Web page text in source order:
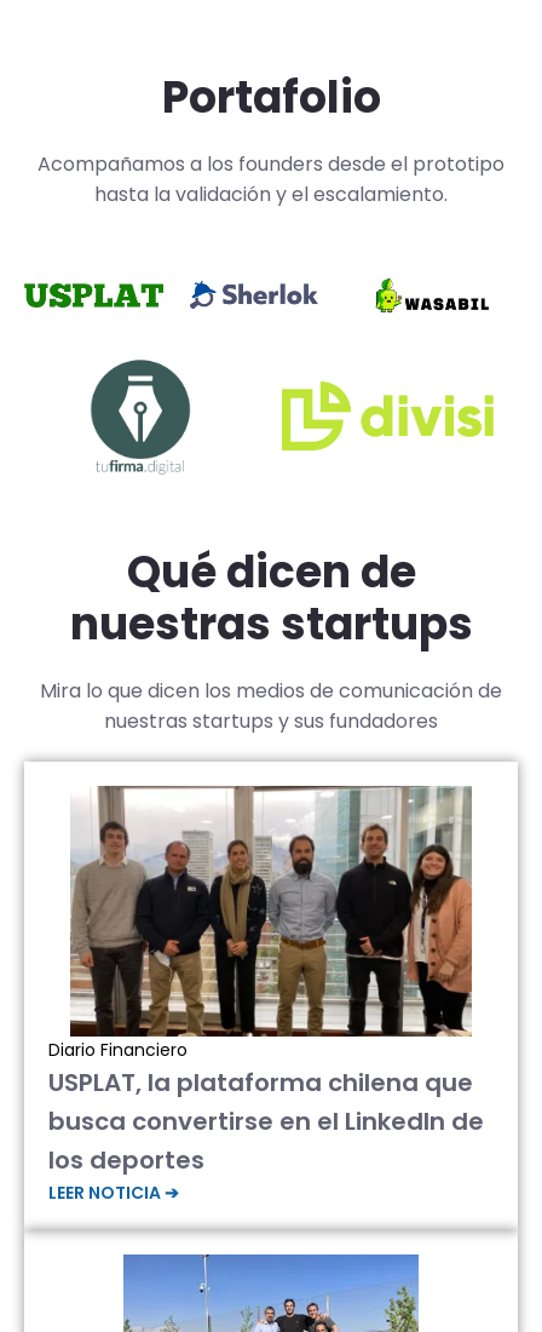
Portafolio
Acompañamos a los founders desde el prototipo
hasta la validación y el escalamiento.
Qué dicen de
nuestras startups
Mira lo que dicen los medios de comunicación de
nuestras startups y sus fundadores
Diario Financiero
USPLAT, la plataforma chilena que
busca convertirse en el LinkedIn de
los deportes
LEER NOTICIA ➔